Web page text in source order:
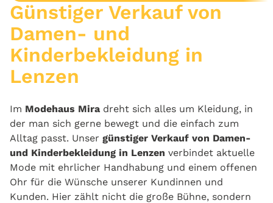
Günstiger Verkauf von
Damen- und
Kinderbekleidung in
Lenzen
Im Modehaus Mira dreht sich alles um Kleidung, in
der man sich gerne bewegt und die einfach zum
Alltag passt. Unser günstiger Verkauf von Damen-
und Kinderbekleidung in Lenzen verbindet aktuelle
Mode mit ehrlicher Handhabung und einem offenen
Ohr für die Wünsche unserer Kundinnen und
Kunden. Hier zählt nicht die große Bühne, sondern